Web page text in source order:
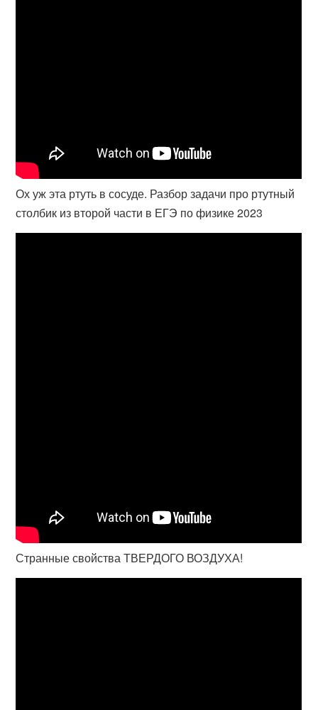
Ох уж эта ртуть в сосуде. Разбор задачи про ртутный
столбик из второй части в ЕГЭ по физике 2023
Странные свойства ТВЕРДОГО ВОЗДУХА!